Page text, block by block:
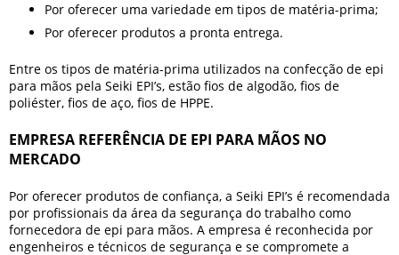
Por oferecer uma variedade em tipos de matéria-prima;
Por oferecer produtos a pronta entrega.
Entre os tipos de matéria-prima utilizados na confecção de epi
para mãos pela Seiki EPI’s, estão fios de algodão, fios de
poliéster, fios de aço, fios de HPPE.
EMPRESA REFERÊNCIA DE EPI PARA MÃOS NO
MERCADO
Por oferecer produtos de confiança, a Seiki EPI’s é recomendada
por profissionais da área da segurança do trabalho como
fornecedora de epi para mãos. A empresa é reconhecida por
engenheiros e técnicos de segurança e se compromete a